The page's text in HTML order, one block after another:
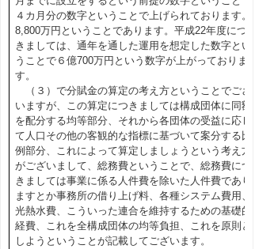
４カ月分の数字ということで上げられております。
8,800万円ということであります。平成22年度につ
きましては、通年を通した運用を想定した数字とい
うことで６億700万円という数字が上がっておりま
す。
（３）で分賦金の算定の考え方ということでござ
いますが、この算定につきましては構成団体に同額
を配分する均等部分、それから各団体の受益に応じ
て人口その他の客観的な指標に基づいて案分する比
例部分、これによって算定しましょうという考え方
がございまして、総務費ということで、総務費につ
きましては事業に係る人件費を除いた人件費であり
ますとか事務所の借り上げ料、各種システム費用、
光熱水費、こういった連合を維持するための基礎的
経費、これを全構成団体の均等負担、これを原則と
しようということが記載してございます。